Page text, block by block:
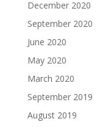
December 2020
September 2020
June 2020
May 2020
March 2020
September 2019
August 2019